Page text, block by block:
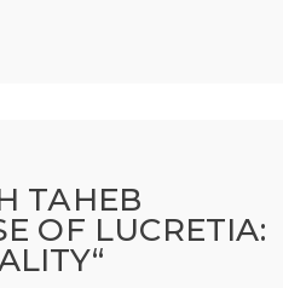
ТАНЕВ
LUCRETIA: